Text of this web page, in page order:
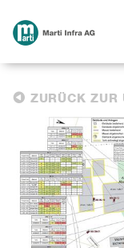
ZURÜCK ZUR